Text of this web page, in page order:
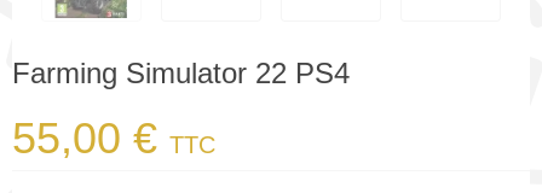
Farming Simulator 22 PS4
55,00 € TTC